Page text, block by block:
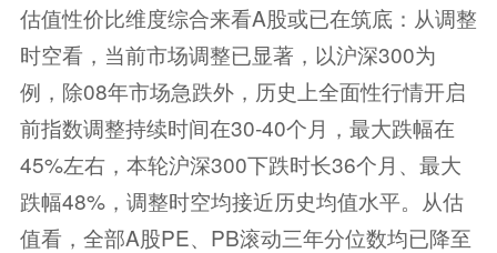
估值性价比维度综合来看A股或已在筑底：从调整
时空看，当前市场调整已显著，以沪深300为
例，除08年市场急跌外，历史上全面性行情开启
前指数调整持续时间在30-40个月，最大跌幅在
45%左右，本轮沪深300下跌时长36个月、最大
跌幅48%，调整时空均接近历史均值水平。从估
值看，全部A股PE、PB滚动三年分位数均已降至